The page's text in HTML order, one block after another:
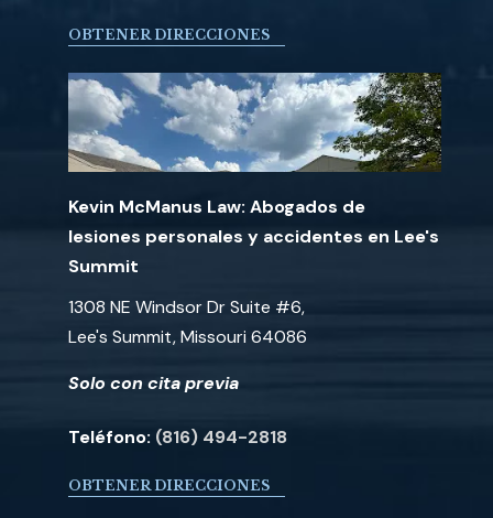
OBTENER DIRECCIONES
Kevin McManus Law: Abogados de
lesiones personales y accidentes en Lee's
Summit
1308 NE Windsor Dr Suite #6,
Lee's Summit, Missouri 64086
Solo con cita previa
Teléfono: (816) 494-2818
OBTENER DIRECCIONES